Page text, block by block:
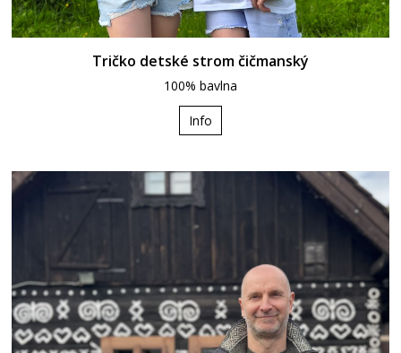
Tričko detské strom čičmanský
100% bavlna
Info